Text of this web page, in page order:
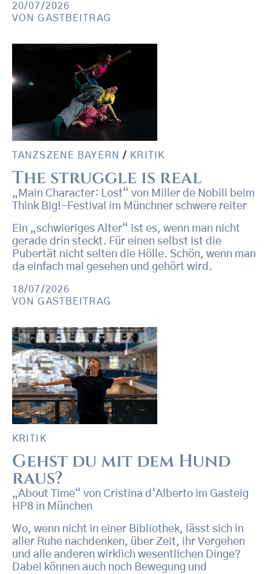
20/07/2026
VONGASTBEITRAG
TANZSZENE BAYERN / KRITIK
The struggle is real
„Main Character: Lost“ von Miller de Nobili beim
Think Big!-Festival im Münchner schwere reiter
Ein „schwieriges Alter“ ist es, wenn man nicht
gerade drin steckt. Für einen selbst ist die
Pubertät nicht selten die Hölle. Schön, wenn man
da einfach mal gesehen und gehört wird.
18/07/2026
VONGASTBEITRAG
KRITIK
Gehst du mit dem Hund
raus?
„About Time“ von Cristina d‘Alberto im Gasteig
HP8 in München
Wo, wenn nicht in einer Bibliothek, lässt sich in
aller Ruhe nachdenken, über Zeit, ihr Vergehen
und alle anderen wirklich wesentlichen Dinge?
Dabei können auch noch Bewegung und